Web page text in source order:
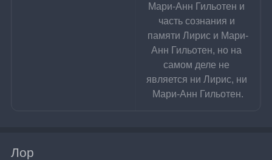
Мари-Анн Гильотен и
часть сознания и
памяти Лирис и Мари-
Анн Гильотен, но на
самом деле не
является ни Лирис, ни
Мари-Анн Гильотен.
Лор